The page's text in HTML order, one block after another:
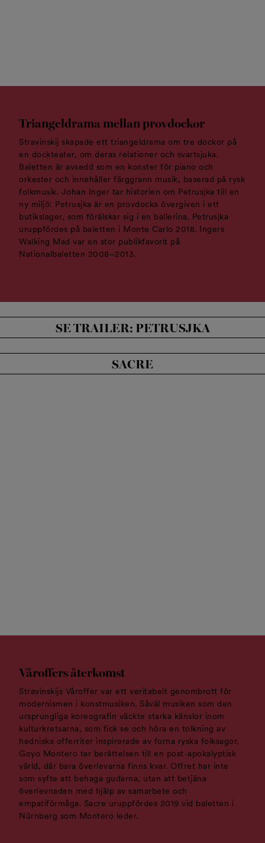
Triangeldrama mellan provdockor
Stravinskij skapade ett triangeldrama om tre dockor på
en dockteater, om deras relationer och svartsjuka.
Baletten är avsedd som en konster för piano och
orkester och innehåller färggrann musik, baserad på rysk
folkmusik. Johan Inger tar historien om Petrusjka till en
ny miljö: Petrusjka är en provdocka övergiven i ett
butikslager, som förälskar sig i en ballerina. Petrusjka
uruppfördes på baletten i Monte Carlo 2018. Ingers
Walking Mad var en stor publikfavorit på
Nationalbaletten 2008–2013.
SE TRAILER: PETRUSJKA
SACRE
Våroffers återkomst
Stravinskijs Våroffer var ett veritabelt genombrott för
modernismen i konstmusiken. Såväl musiken som den
ursprungliga koreografin väckte starka känslor inom
kulturkretsarna, som fick se och höra en tolkning av
hedniska offerriter inspirerade av forna ryska folksagor.
Goyo Montero tar berättelsen till en post-apokalyptisk
värld, där bara överlevarna finns kvar. Offret har inte
som syfte att behaga gudarna, utan att betjäna
överlevnaden med hjälp av samarbete och
empatiförmåga. Sacre uruppfördes 2019 vid baletten i
Nürnberg som Montero leder.